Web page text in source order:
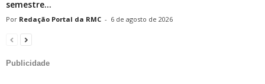
semestre...
Redação Portal da RMC - 6 de agosto de 2026
Publicidade